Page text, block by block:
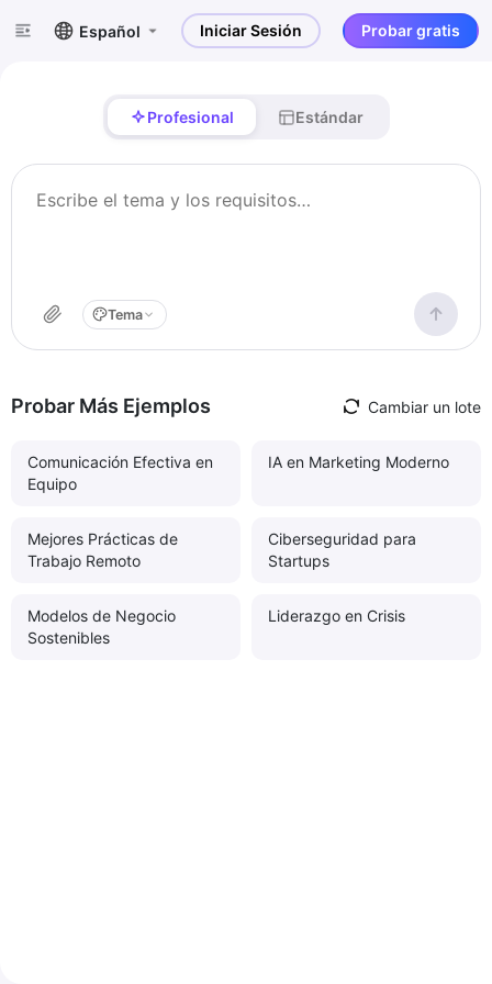
Español Iniciar Sesión Probar gratis
Profesional Estándar
Tema
Probar Más Ejemplos Cambiar un lote
Comunicación Efectiva en
Equipo
IA en Marketing Moderno
Mejores Prácticas de
Trabajo Remoto
Ciberseguridad para
Startups
Modelos de Negocio
Sostenibles
Liderazgo en Crisis